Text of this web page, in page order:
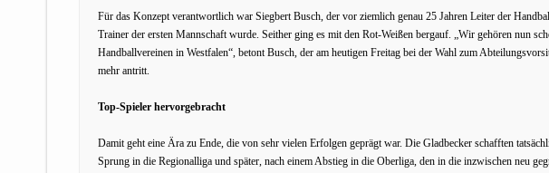
Für das Konzept verantwortlich war Siegbert Busch, der vor ziemlich genau 25 Jahren Leiter der
Trainer der ersten Mannschaft wurde. Seither ging es mit den Rot-Weißen bergauf. „Wir gehören nun
Handballvereinen in Westfalen“, betont Busch, der am heutigen Freitag bei der Wahl zum
mehr antritt.
Top-Spieler hervorgebracht
Damit geht eine Ära zu Ende, die von sehr vielen Erfolgen geprägt war. Die Gladbecker schafften
Sprung in die Regionalliga und später, nach einem Abstieg in die Oberliga, den in die inzwischen neu